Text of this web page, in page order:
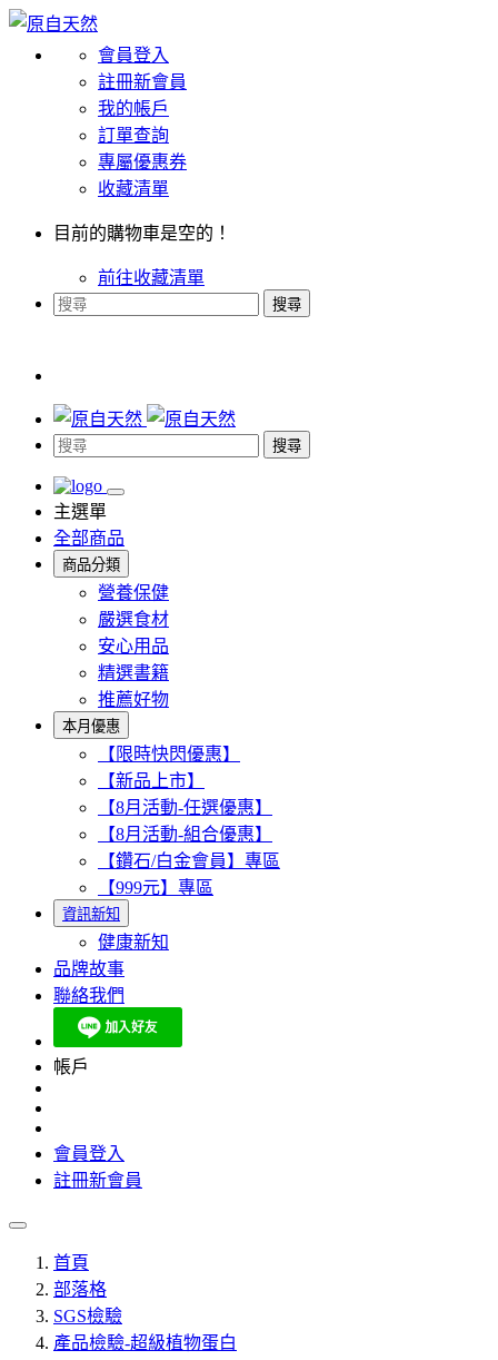
會員登入
註冊新會員
我的帳戶
訂單查詢
專屬優惠券
收藏清單
目前的購物車是空的！
前往收藏清單
搜尋
搜尋
主選單
全部商品
商品分類
營養保健
嚴選食材
安心用品
精選書籍
推薦好物
本月優惠
【限時快閃優惠】
【新品上市】
【8月活動-任選優惠】
【8月活動-組合優惠】
【鑽石/白金會員】專區
【999元】專區
資訊新知
健康新知
品牌故事
聯絡我們
帳戶
會員登入
註冊新會員
首頁
部落格
SGS檢驗
產品檢驗-超級植物蛋白